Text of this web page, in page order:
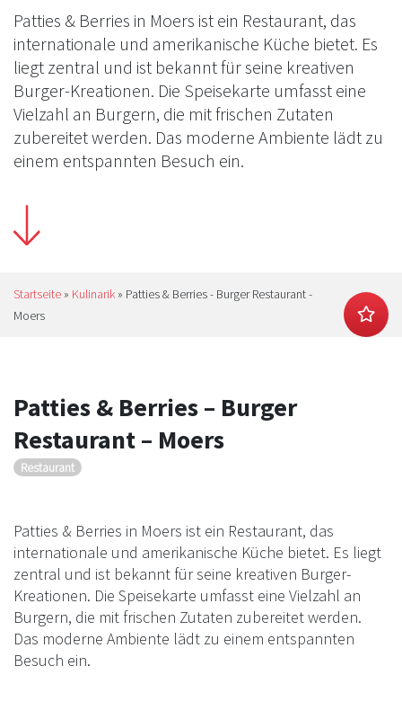
Patties & Berries in Moers ist ein Restaurant, das
internationale und amerikanische Küche bietet. Es
liegt zentral und ist bekannt für seine kreativen
Burger-Kreationen. Die Speisekarte umfasst eine
Vielzahl an Burgern, die mit frischen Zutaten
zubereitet werden. Das moderne Ambiente lädt zu
einem entspannten Besuch ein.
Startseite » Kulinarik » Patties & Berries - Burger Restaurant -
Moers
Patties & Berries – Burger
Restaurant – Moers
Restaurant
Patties & Berries in Moers ist ein Restaurant, das
internationale und amerikanische Küche bietet. Es liegt
zentral und ist bekannt für seine kreativen Burger-
Kreationen. Die Speisekarte umfasst eine Vielzahl an
Burgern, die mit frischen Zutaten zubereitet werden.
Das moderne Ambiente lädt zu einem entspannten
Besuch ein.